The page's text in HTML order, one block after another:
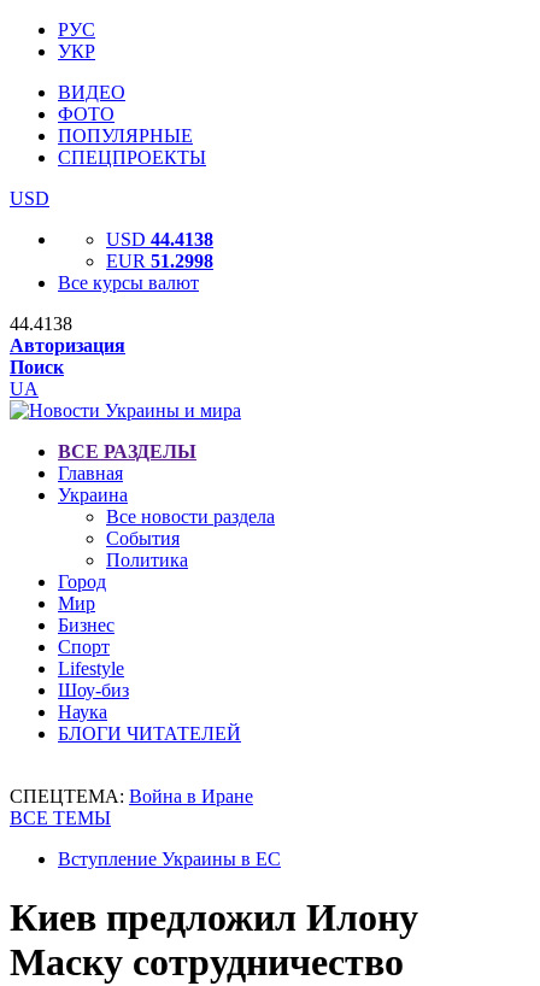
РУС
УКР
ВИДЕО
ФОТО
ПОПУЛЯРНЫЕ
СПЕЦПРОЕКТЫ
USD
USD 44.4138
EUR 51.2998
Все курсы валют
44.4138
Авторизация
Поиск
UA
ВСЕ РАЗДЕЛЫ
Главная
Украина
Все новости раздела
События
Политика
Город
Мир
Бизнес
Спорт
Lifestyle
Шоу-биз
Наука
БЛОГИ ЧИТАТЕЛЕЙ
СПЕЦТЕМА: Война в Иране
ВСЕ ТЕМЫ
Вступление Украины в ЕС
Киев предложил Илону
Маску сотрудничество